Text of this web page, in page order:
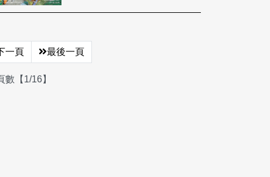
一頁 最後一頁
【1/16】